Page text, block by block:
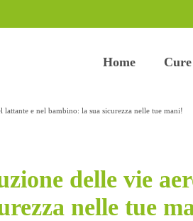
Home
e nel bambino: la sua sicurezza nelle tue mani!
delle vie
nelle tue